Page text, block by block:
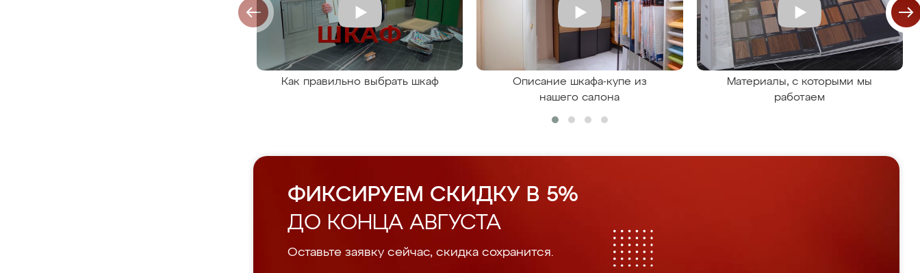
Как правильно выбрать шкаф
Описание шкафа-купе из
нашего салона
Материалы, с которыми мы
работаем
ФИКСИРУЕМ СКИДКУ В 5%
ДО КОНЦА АВГУСТА
Оставьте заявку сейчас, скидка сохранится.